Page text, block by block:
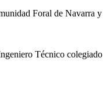
Foral de Navarra
Técnico colegiado